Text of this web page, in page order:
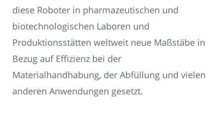
diese Roboter in pharmazeutischen und
biotechnologischen Laboren und
Produktionsstätten weltweit neue Maßstäbe in
Bezug auf Effizienz bei der
Materialhandhabung, der Abfüllung und vielen
anderen Anwendungen gesetzt.